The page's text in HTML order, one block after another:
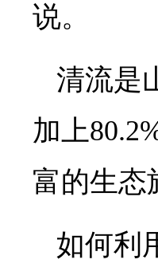
说。
清流是
加上
富的生态
如何利